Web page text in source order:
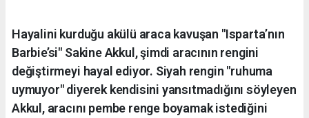
Hayalini kurduğu akülü araca kavuşan "Isparta’nın
Barbie’si" Sakine Akkul, şimdi aracının rengini
değiştirmeyi hayal ediyor. Siyah rengin "ruhuma
uymuyor" diyerek kendisini yansıtmadığını söyleyen
Akkul, aracını pembe renge boyamak istediğini